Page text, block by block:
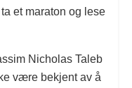
et maraton og lese
Nicholas Taleb
være bekjent av å